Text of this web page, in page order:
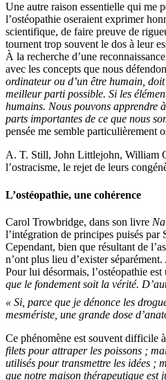
Une autre raison essentielle qui me
l’ostéopathie oseraient exprimer
scientifique, de faire preuve de
tournent trop souvent le dos à leur
À la recherche d’une
avec les concepts que nous
ordinateur ou d’un être humain,
meilleur parti possible. Si les
humains. Nous pouvons apprendre
parts importantes de ce que nous
pensée me semble particulièrement
A. T. Still, John Littlejohn, William
l’ostracisme, le rejet de leurs
L’ostéopathie, une cohérence
Carol Trowbridge, dans son livre
l’intégration de principes puisés par
Cependant, bien que résultant de
n’ont plus lieu d’exister
Pour lui désormais, l’ostéopathie est
que le fondement soit la vérité.
« Si, parce que je dénonce les
mesmériste, une grande dose
Ce phénomène est souvent difficile
filets pour attraper les poissons ;
utilisés pour transmettre les idées ;
que notre maison thérapeutique est